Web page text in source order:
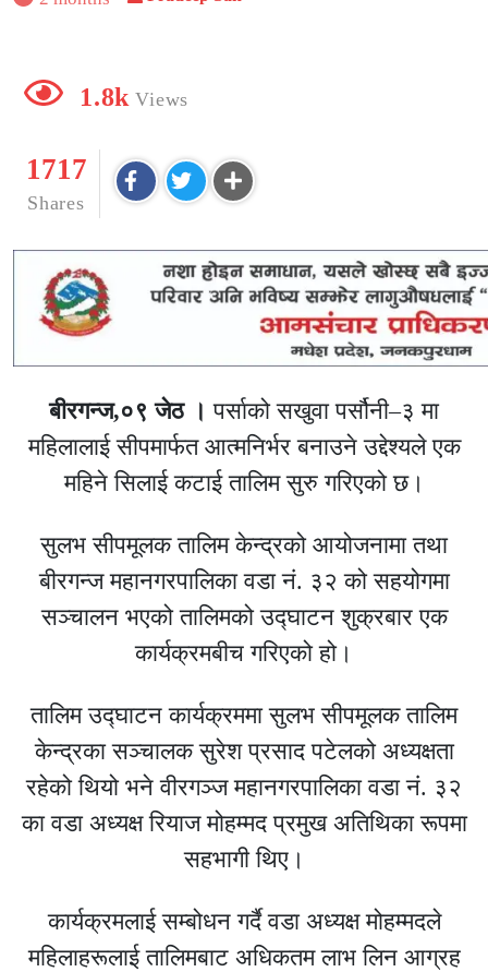
1.8k Views
1717
Shares
बीरगन्ज,०९ जेठ । पर्साको सखुवा पर्सौनी–३ मा
महिलालाई सीपमार्फत आत्मनिर्भर बनाउने उद्देश्यले एक
महिने सिलाई कटाई तालिम सुरु गरिएको छ।
सुलभ सीपमूलक तालिम केन्द्रको आयोजनामा तथा
बीरगन्ज महानगरपालिका वडा नं. ३२ को सहयोगमा
सञ्चालन भएको तालिमको उद्घाटन शुक्रबार एक
कार्यक्रमबीच गरिएको हो।
तालिम उद्घाटन कार्यक्रममा सुलभ सीपमूलक तालिम
केन्द्रका सञ्चालक सुरेश प्रसाद पटेलको अध्यक्षता
रहेको थियो भने वीरगञ्ज महानगरपालिका वडा नं. ३२
का वडा अध्यक्ष रियाज मोहम्मद प्रमुख अतिथिका रूपमा
सहभागी थिए।
कार्यक्रमलाई सम्बोधन गर्दै वडा अध्यक्ष मोहम्मदले
महिलाहरूलाई तालिमबाट अधिकतम लाभ लिन आग्रह